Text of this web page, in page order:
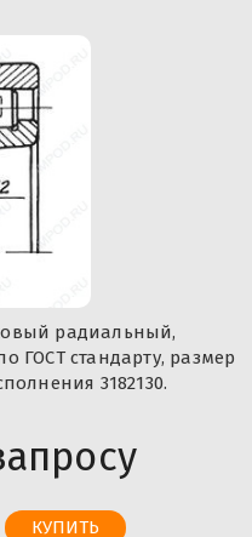
радиальный,
ГОСТ стандарту, размер
3182130.